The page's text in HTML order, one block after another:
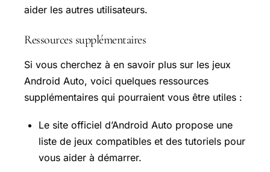
aider les autres utilisateurs.
Ressources supplémentaires
Si vous cherchez à en savoir plus sur les jeux
Android Auto, voici quelques ressources
supplémentaires qui pourraient vous être utiles :
Le site officiel d’Android Auto propose une
liste de jeux compatibles et des tutoriels pour
vous aider à démarrer.